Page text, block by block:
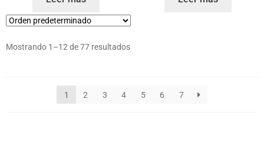
Mostrando 1–12 de 77 resultados
1 2 3 4 5 6 7